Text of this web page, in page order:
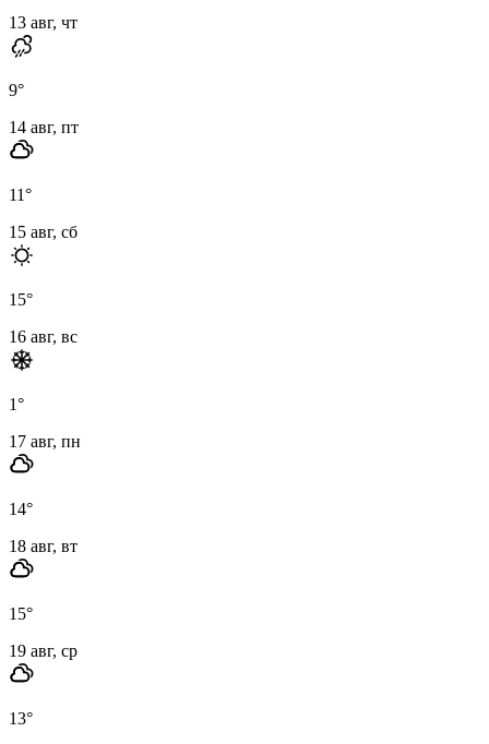
13 авг, чт
9°
14 авг, пт
11°
15 авг, сб
15°
16 авг, вс
1°
17 авг, пн
14°
18 авг, вт
15°
19 авг, ср
13°